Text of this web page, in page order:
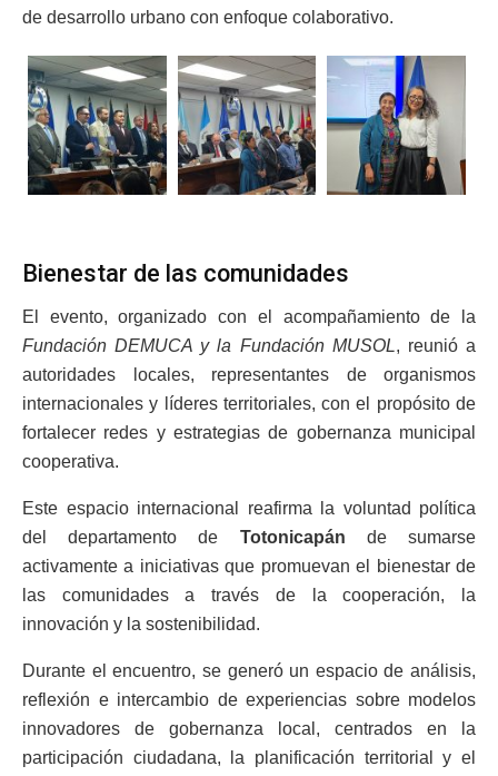
de desarrollo urbano con enfoque colaborativo.
Bienestar de las comunidades
El evento, organizado con el acompañamiento de la
Fundación DEMUCA y la Fundación MUSOL, reunió a
autoridades locales, representantes de organismos
internacionales y líderes territoriales, con el propósito de
fortalecer redes y estrategias de gobernanza municipal
cooperativa.
Este espacio internacional reafirma la voluntad política
del departamento de Totonicapán de sumarse
activamente a iniciativas que promuevan el bienestar de
las comunidades a través de la cooperación, la
innovación y la sostenibilidad.
Durante el encuentro, se generó un espacio de análisis,
reflexión e intercambio de experiencias sobre modelos
innovadores de gobernanza local, centrados en la
participación ciudadana, la planificación territorial y el